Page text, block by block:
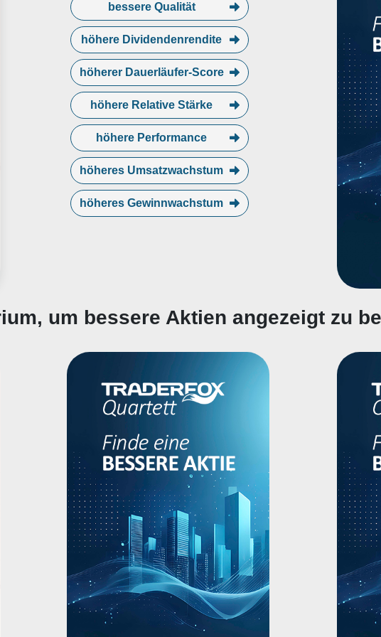
bessere Qualität
höhere Dividendenrendite
höherer Dauerläufer-Score
höhere Relative Stärke
höhere Performance
höheres Umsatzwachstum
höheres Gewinnwachstum
um bessere Aktien angezeigt zu